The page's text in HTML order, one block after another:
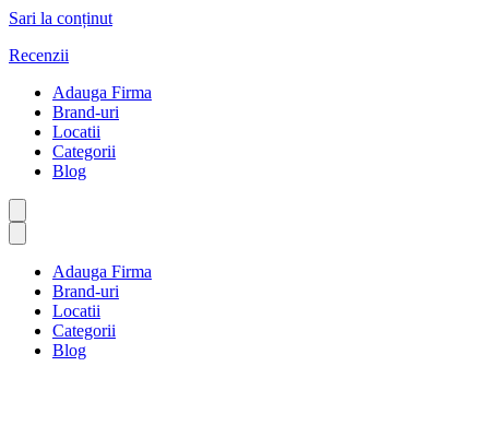
Sari la conținut
Recenzii
Adauga Firma
Brand-uri
Locatii
Categorii
Blog
Adauga Firma
Brand-uri
Locatii
Categorii
Blog